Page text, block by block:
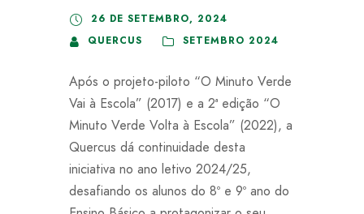
26 DE SETEMBRO, 2024
QUERCUS
SETEMBRO 2024
Após o projeto-piloto “O Minuto Verde
Vai à Escola” (2017) e a 2ª edição “O
Minuto Verde Volta à Escola” (2022), a
Quercus dá continuidade desta
iniciativa no ano letivo 2024/25,
desafiando os alunos do 8º e 9º ano do